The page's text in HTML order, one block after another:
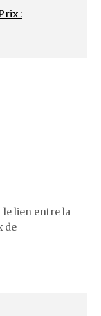
:
lien entre la
de